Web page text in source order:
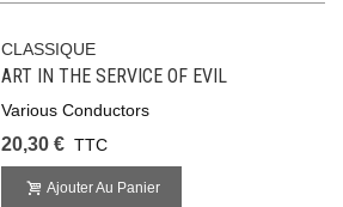
CLASSIQUE
ART IN THE SERVICE OF EVIL
Various Conductors
20,30 € TTC
Ajouter Au Panier